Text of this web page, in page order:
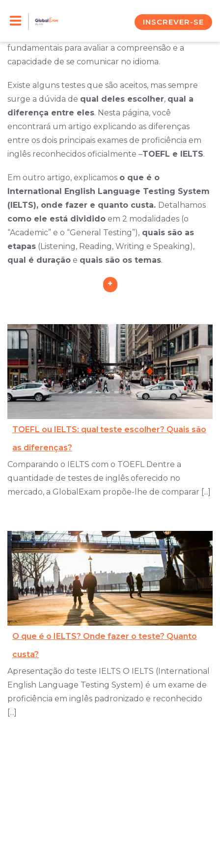
INSCREVER-SE
exterior ou até mesmo comprovar suas habilidades
fundamentais para avaliar a compreensão e a
capacidade de se comunicar no idioma.
Existe alguns testes que são aceitos, mas sempre
surge a dúvida de qual deles escolher, qual a
diferença entre eles. Nesta página, você
encontrará um artigo explicando as diferenças
entre os dois principais exames de proficiência em
inglês reconhecidos oficialmente –TOEFL e IELTS.
Em outro artigo, explicamos o que é o
International English Language Testing System
(IELTS), onde fazer e quanto custa. Detalhamos
como ele está dividido em 2 modalidades (o
“Academic” e o “General Testing”), quais são as
etapas (Listening, Reading, Writing e Speaking),
qual é duração e quais são os temas.
+
TOEFL ou IELTS: qual teste escolher? Quais são
as diferenças?
Comparando o IELTS com o TOEFL Dentre a
quantidade de testes de inglês oferecido no
mercado, a GlobalExam propõe-lhe de comparar [...]
O que é o IELTS? Onde fazer o teste? Quanto
custa?
Apresentação do teste IELTS O IELTS (International
English Language Testing System) é um exame de
proficiência em inglês padronizado e reconhecido
[...]